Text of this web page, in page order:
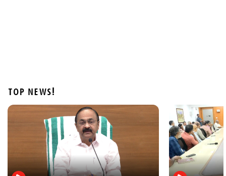
വന്ദേമാതരം മുഴുവന്‍ ആലപിക്കണം; കേന്ദ്ര
പ്രോട്ടോക്കോള്‍ അനുസരിക്കില്ലെന്ന് കെ.മുരളീധരന്‍
2 hours ago
TOP NEWS!